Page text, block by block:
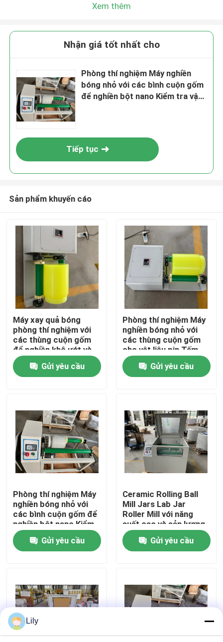
Nhà
Về chúng tôi
Tham quan nhà máy
Liên hệ chúng tôi
Tin tức
cán bóng Mill
Nhà máy bóng phòng thí nghiệm
Xem thêm
Nhận giá tốt nhất cho
Phòng thí nghiệm Máy nghiền
bóng nhỏ với các bình cuộn gốm
để nghiền bột nano Kiểm tra vật
Tiếp tục
Sản phẩm khuyến cáo
Máy xay quả bóng
phòng thí nghiệm với
các thùng cuộn gốm
để nghiền khô ướt và
sản xuất 1000 lưới
Gửi yêu cầu
Phòng thí nghiệm Máy
nghiền bóng nhỏ với
các thùng cuộn gốm
cho vật liệu pin Tấm
nghiền LFP NMC năng
suất caoGửi yêu cầu
Phòng thí nghiệm Máy
nghiền bóng nhỏ với
các bình cuộn gốm để
nghiền bột nano Kiểm
tra vật liệu sắc tố gốm
Gửi yêu cầu
Ceramic Rolling Ball
Mill Jars Lab Jar
Roller Mill với năng
suất cao và sản lượng
1000 Mesh
Gửi yêu cầu
Lily